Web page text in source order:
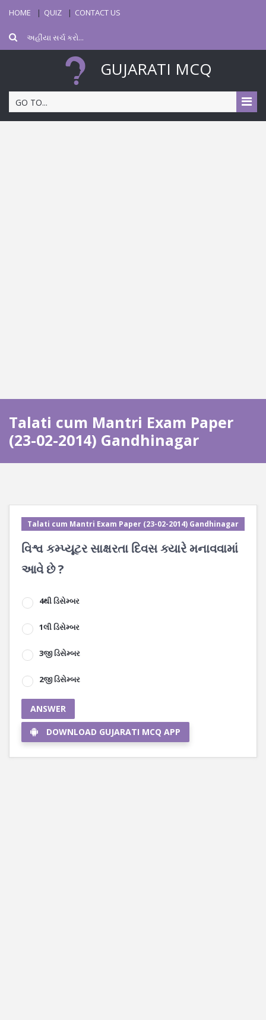
HOME QUIZ CONTACT US
GUJARATI MCQ
GO TO...
Talati cum Mantri Exam Paper
(23-02-2014) Gandhinagar
Talati cum Mantri Exam Paper (23-02-2014) Gandhinagar
વિશ્વ કમ્પ્યૂટર સાક્ષરતા દિવસ ક્યારે મનાવવામાં
આવે છે ?
4થી ડિસેમ્બર
1લી ડિસેમ્બર
3જી ડિસેમ્બર
2જી ડિસેમ્બર
ANSWER
DOWNLOAD GUJARATI MCQ APP